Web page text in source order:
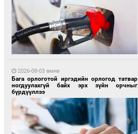
15 цагийн өмнө өмнө
Согтуугаар тээврийн хэрэгсэл жолоодсон
95 зөрчил бүртгэгдлээ
2026-08-03 өмнө
Бага орлоготой иргэдийн орлогод татвар
ногдуулахгүй байх эрх зүйн орчныг
бүрдүүллээ